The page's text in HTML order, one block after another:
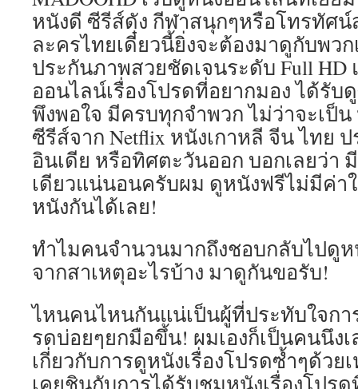
หนังดี ซีรีส์ดัง กีฬาสนุกๆหรือโทรทัศ
ละครไทยเดี๋ยวนี้ยิ่งจะต้องมาดูกับพว
ประกันภาพสวยชัดเจนระดับ Full
ออนไลน์เรื่องโปรดที่อยากมอง ได้รั
พึงพอใจ มีครบทุกจำพวก ไม่ว่าจะเป็
ซีรีส์จาก Netflix หนังเกาหลี จีน ไทย
อินเดีย หรือทิศตะวันออก บอกเลยว่า
เดียวแน่นอนครับผม ดูหนังฟรีไม่มีค่า
หนังกันได้เลย!
ทำไมคนจำนวนมากถึงชอบกลับไปดูห
จากสาเหตุอะไรบ้าง มาดูกันขอรับ!
ไหนคนไหนกันแน่เป็นผู้ที่ประทับใจกา
รดบ่อยๆยกมือขึ้น! ผมเองก็เป็นคนนึง
เกี่ยวกับการดูหนังเรื่องโปรดซ้ำๆด้ว
เคยชินกับการได้รับชมหนังเรื่องโปร